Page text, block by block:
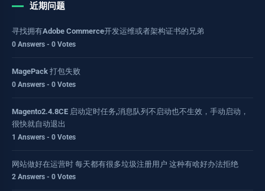
近期问题
寻找拥有Adobe Commerce开发运维或者架构证书的兄弟
0 Answers - 0 Votes
MagePack 打包失败
0 Answers - 0 Votes
Magento2.4.8CE 启动定时任务,消息队列不启动也不生效，手动启动，
很快就自动退出
1 Answers - 0 Votes
网站做好在运营时 每天都有很多垃圾注册用户 这种有啥好办法拒绝
2 Answers - 0 Votes